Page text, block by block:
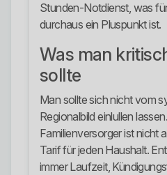
Stunden-Notdienst, was
durchaus ein Pluspunkt ist.
Was man
sollte
Man sollte sich nicht vom
Regionalbild einlullen
Familienversorger ist nicht
Tarif für jeden Haushalt.
immer Laufzeit,